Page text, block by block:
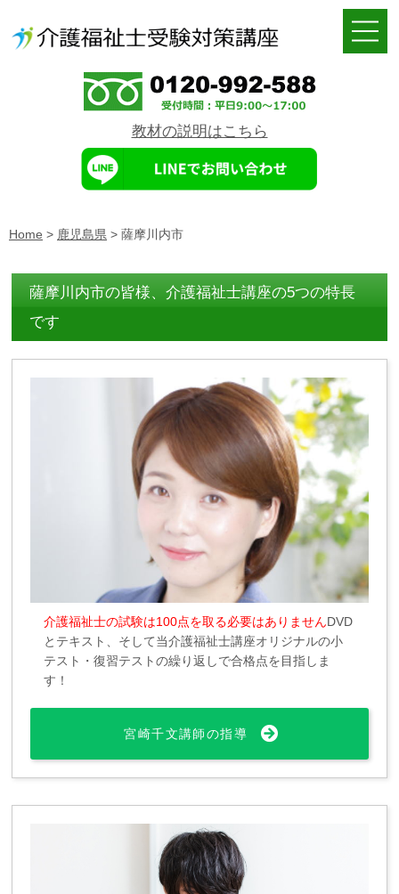
教材の説明はこちら
Home > 鹿児島県 > 薩摩川内市
薩摩川内市の皆様、介護福祉士講座の5つの特長
です
介護福祉士の試験は100点を取る必要はありませんDVD
とテキスト、そして当介護福祉士講座オリジナルの小
テスト・復習テストの繰り返しで合格点を目指しま
す！
宮崎千文講師の指導